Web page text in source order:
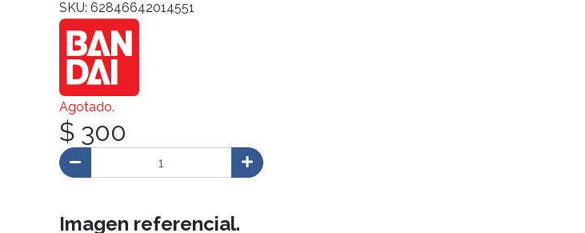
SKU: 62846642014551
Agotado.
$ 300
Imagen referencial.